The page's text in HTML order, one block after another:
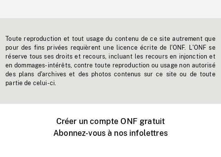
Toute reproduction et tout usage du contenu de ce site autrement que
pour des fins privées requièrent une licence écrite de l'ONF. L'ONF se
réserve tous ses droits et recours, incluant les recours en injonction et
en dommages-intérêts, contre toute reproduction ou usage non autorisé
des plans d'archives et des photos contenus sur ce site ou de toute
partie de celui-ci.
Créer un compte ONF gratuit
Abonnez-vous à nos infolettres